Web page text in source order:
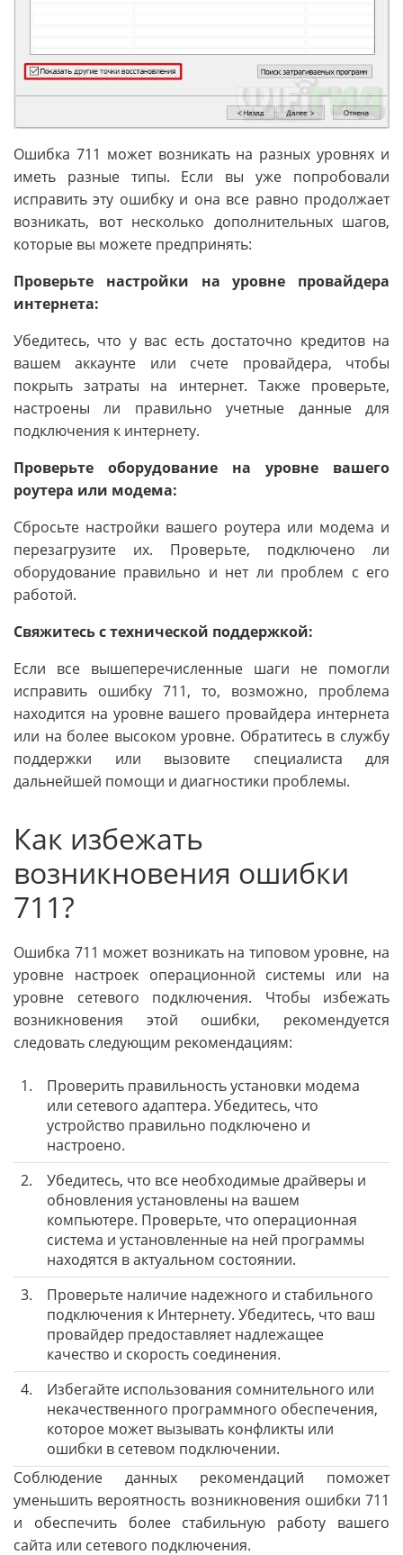
Ошибка 711 может возникать на разных уровнях и
иметь разные типы. Если вы уже попробовали
исправить эту ошибку и она все равно продолжает
возникать, вот несколько дополнительных шагов,
которые вы можете предпринять:
Проверьте настройки на уровне провайдера
интернета:
Убедитесь, что у вас есть достаточно кредитов на
вашем аккаунте или счете провайдера, чтобы
покрыть затраты на интернет. Также проверьте,
настроены ли правильно учетные данные для
подключения к интернету.
Проверьте оборудование на уровне вашего
роутера или модема:
Сбросьте настройки вашего роутера или модема и
перезагрузите их. Проверьте, подключено ли
оборудование правильно и нет ли проблем с его
работой.
Свяжитесь с технической поддержкой:
Если все вышеперечисленные шаги не помогли
исправить ошибку 711, то, возможно, проблема
находится на уровне вашего провайдера интернета
или на более высоком уровне. Обратитесь в службу
поддержки или вызовите специалиста для
дальнейшей помощи и диагностики проблемы.
Как избежать
возникновения ошибки
711?
Ошибка 711 может возникать на типовом уровне, на
уровне настроек операционной системы или на
уровне сетевого подключения. Чтобы избежать
возникновения этой ошибки, рекомендуется
следовать следующим рекомендациям:
1.
Проверить правильность установки модема
или сетевого адаптера. Убедитесь, что
устройство правильно подключено и
настроено.
2.
Убедитесь, что все необходимые драйверы и
обновления установлены на вашем
компьютере. Проверьте, что операционная
система и установленные на ней программы
находятся в актуальном состоянии.
3.
Проверьте наличие надежного и стабильного
подключения к Интернету. Убедитесь, что ваш
провайдер предоставляет надлежащее
качество и скорость соединения.
4.
Избегайте использования сомнительного или
некачественного программного обеспечения,
которое может вызывать конфликты или
ошибки в сетевом подключении.
Соблюдение данных рекомендаций поможет
уменьшить вероятность возникновения ошибки 711
и обеспечить более стабильную работу вашего
сайта или сетевого подключения.